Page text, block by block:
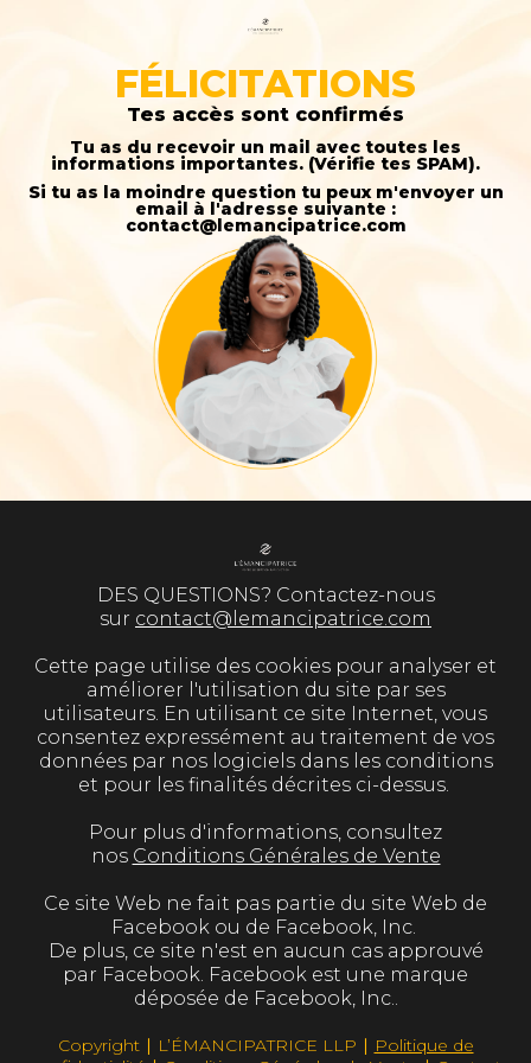
FÉLICITATIONS
Tes accès sont confirmés
Tu as du recevoir un mail avec toutes les
informations importantes. (Vérifie tes SPAM).
Si tu as la moindre question tu peux m'envoyer un
email à l'adresse suivante :
contact@lemancipatrice.com
DES QUESTIONS? Contactez-nous
sur contact@lemancipatrice.com
Cette page utilise des cookies pour analyser et
améliorer l'utilisation du site par ses
utilisateurs. En utilisant ce site Internet, vous
consentez expressément au traitement de vos
données par nos logiciels dans les conditions
et pour les finalités décrites ci-dessus.
Pour plus d'informations, consultez
nos Conditions Générales de Vente
Ce site Web ne fait pas partie du site Web de
Facebook ou de Facebook, Inc.
De plus, ce site n'est en aucun cas approuvé
par Facebook. Facebook est une marque
déposée de Facebook, Inc..
Copyright ∣ L’ÉMANCIPATRICE LLP ∣ Politique de